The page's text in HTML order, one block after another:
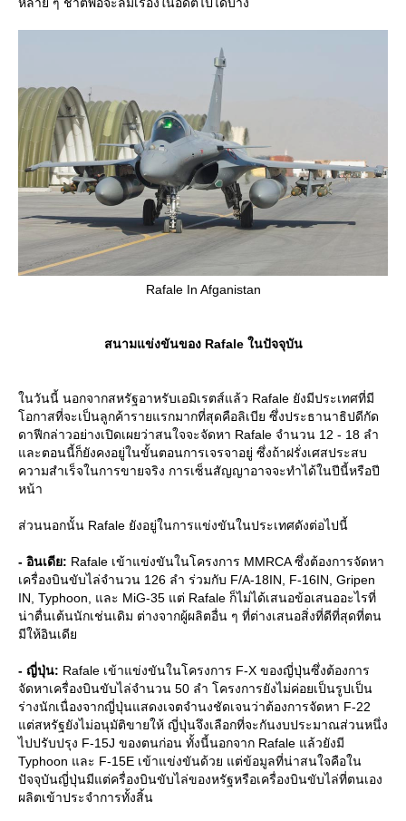
Rafale In Afganistan
สนามแข่งขันของ Rafale ในปัจจุบัน
นวันนี้ นอกจากสหรัฐอาหรับเอมิเรตส์แล้ว Rafale ยังมีประเทศที่มี
อกาสที่จะเป็นลูกค้ารายแรกมากที่สุดคือลิเบีย ซึ่งประธานาธิปดีกัด
ดาฟีกล่าวอย่างเปิดเผยว่าสนใจจะจัดหา Rafale จำนวน 12 - 18 ลำ
ละตอนนี้ก็ยังคงอยู่ในขั้นตอนการเจรจาอยู่ ซึ่งถ้าฝรั่งเศสประสบ
ความสำเร็จในการขายจริง การเซ็นสัญญาอาจจะทำได้ในปีนี้หรือปี
หน้า
ส่วนนอกนั้น Rafale ยังอยู่ในการแข่งขันในประเทศดังต่อไปนี้
- อินเดีย: Rafale เข้าแข่งขันในโครงการ MMRCA ซึ่งต้องการจัดหา
เครื่องบินขับไล่จำนวน 126 ลำ ร่วมกับ F/A-18IN, F-16IN, Gripen
IN, Typhoon, และ MiG-35 แต่ Rafale ก็ไม่ได้เสนอข้อเสนออะไรที่
น่าตื่นเต้นนักเช่นเดิม ต่างจากผู้ผลิตอื่น ๆ ที่ต่างเสนอสิ่งที่ดีที่สุดที่ตน
มีให้อินเดี
- ญี่ปุ่น: Rafale เข้าแข่งขันในโครงการ F-X ของญี่ปุ่นซึ่งต้องการ
จัดหาเครื่องบินขับไล่จำนวน 50 ลำ โครงการยังไม่ค่อยเป็นรูปเป็น
ร่างนักเนื่องจากญี่ปุ่นแสดงเจตจำนงชัดเจนว่าต้องการจัดหา F-22
ต่สหรัฐยังไม่อนุมัติขายให้ ญี่ปุ่นจึงเลือกที่จะกันงบประมาณส่วนหนึ่ง
ไปปรับปรุง F-15J ของตนก่อน ทั้งนี้นอกจาก Rafale แล้วยังมี
Typhoon และ F-15E เข้าแข่งขันด้วย แต่ข้อมูลที่น่าสนใจคือใน
ปัจจุบันญี่ปุ่นมีแต่ครื่องบินขับไล่ของหรัฐหรือเครื่องบินขับไล่ที่ตนเอง
ผลิตเข้าประจำการทั้งสิ้น